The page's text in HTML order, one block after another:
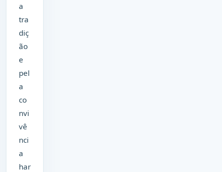
a
tra
diç
ão
e
pel
a
co
nvi
vê
nci
a
har